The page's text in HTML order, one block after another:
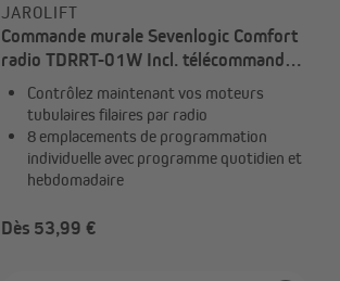
JAROLIFT
Commande murale Sevenlogic Comfort
radio TDRRT-01W Incl. télécommande
TDRC (Types au choix)
Contrôlez maintenant vos moteurs
tubulaires filaires par radio
8 emplacements de programmation
individuelle avec programme quotidien et
hebdomadaire
Dès 53,99 €